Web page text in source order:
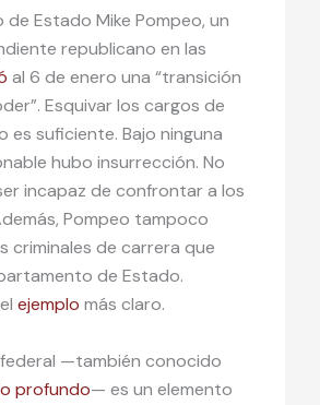
de Estado Mike Pompeo, un
republicano en las
al 6 de enero una “transición
Esquivar los cargos de
es suficiente. Bajo ninguna
hubo insurrección. No
incapaz de confrontar a los
Pompeo tampoco
criminales de carrera que
de Estado.
ejemplo más claro.
—también conocido
profundo— es un elemento